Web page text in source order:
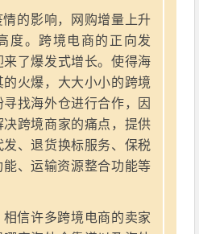
的影响，网购增量上升
度。跨境电商的正向发
了爆发式增长。使得海
火爆，大大小小的跨境
找海外仓进行合作，因
跨境商家的痛点，提供
、退货换标服务、保税
、运输资源整合功能等
相信许多跨境电商的卖家